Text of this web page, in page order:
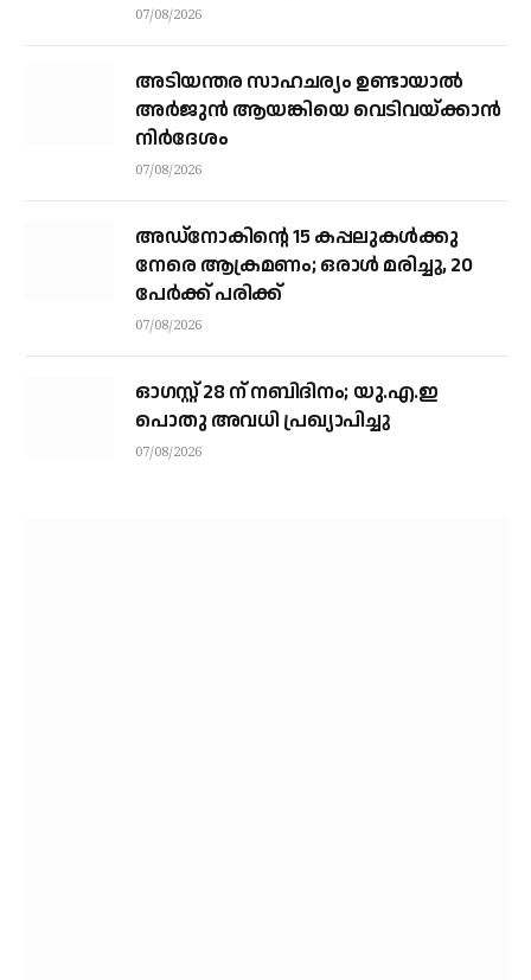
07/08/2026
അടിയന്തര സാഹചര്യം ഉണ്ടായാല്‍
അര്‍ജുന്‍ ആയങ്കിയെ വെടിവയ്ക്കാന്‍
നിര്‍ദേശം
07/08/2026
അഡ്നോകിന്റെ 15 കപ്പലുകള്‍ക്കു
നേരെ ആക്രമണം; ഒരാള്‍ മരിച്ചു, 20
പേര്‍ക്ക് പരിക്ക്
07/08/2026
ഓഗസ്റ്റ് 28 ന് നബിദിനം; യു.എ.ഇ
പൊതു അവധി പ്രഖ്യാപിച്ചു
07/08/2026